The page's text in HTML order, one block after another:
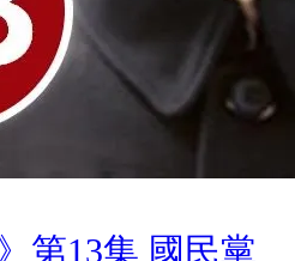
第13集 國民黨